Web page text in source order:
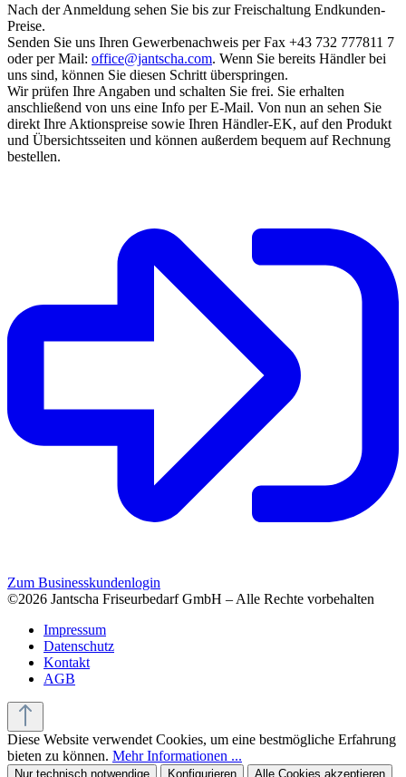
Nach der Anmeldung sehen Sie bis zur Freischaltung Endkunden-
Preise.
Senden Sie uns Ihren Gewerbenachweis per Fax +43 732 777811 7
oder per Mail: office@jantscha.com. Wenn Sie bereits Händler bei
uns sind, können Sie diesen Schritt überspringen.
Wir prüfen Ihre Angaben und schalten Sie frei. Sie erhalten
anschließend von uns eine Info per E-Mail. Von nun an sehen Sie
direkt Ihre Aktionspreise sowie Ihren Händler-EK, auf den Produkt
und Übersichtsseiten und können außerdem bequem auf Rechnung
bestellen.
Zum Businesskundenlogin
©2026 Jantscha Friseurbedarf GmbH – Alle Rechte vorbehalten
Impressum
Datenschutz
Kontakt
AGB
Diese Website verwendet Cookies, um eine bestmögliche Erfahrung
bieten zu können. Mehr Informationen ...
Nur technisch notwendige Konfigurieren Alle Cookies akzeptieren